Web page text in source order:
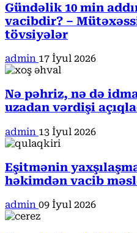
Gündəlik 10 min
vacibdir? –
tövsiyələr
admin 17 İyul 2026
Nə pəhriz, nə də
uzadan vərdişi
admin 13 İyul 2026
Eşitmənin
həkimdən vacib
admin 09 İyul 2026